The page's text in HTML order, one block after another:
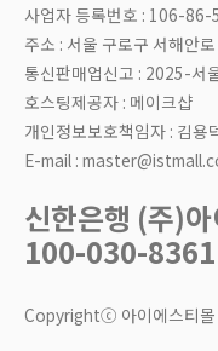
사업자 등록번호 : 106-86-
주소 : 서울 구로구 서해안
통신판매업신고 : 2025-서
호스팅제공자 : 메이크샵
개인정보보호책임자 : 김용
E-mail :
신한은행 (주)
100-030-
Copyrightⓒ 아이에스티